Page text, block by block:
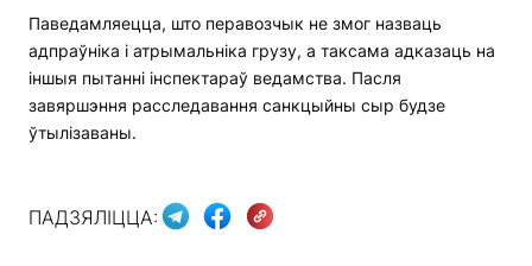
Паведамляецца, што перавозчык не змог назваць
адпраўніка і атрымальніка грузу, а таксама адказаць на
іншыя пытанні інспектараў ведамства. Пасля
завяршэння расследавання санкцыйны сыр будзе
ўтылізаваны.
ПАДЗЯЛІЦЦА: